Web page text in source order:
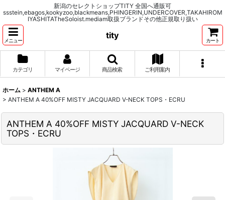
新潟のセレクトショップTITY 全国へ通販可
ssstein,ebagos,kookyzoo,blackmeans,PHINGERIN,UNDERCOVER,TAKAHIROM
IYASHITATheSoloist.mediam取扱ブランドその他正規取り扱い
メニュー
tity
カート
カテゴリ マイページ 商品検索 ご利用案内
ホーム > ANTHEM A
> ANTHEM A 40%OFF MISTY JACQUARD V-NECK TOPS・ECRU
ANTHEM A 40%OFF MISTY JACQUARD V-NECK
TOPS・ECRU